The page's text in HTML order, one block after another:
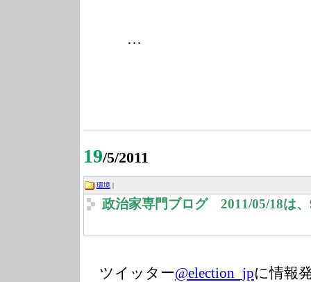
…
19/5/2011
環境 |
政治家専門ブログ 2011/05/18は
ツイッター@election_jpに情報